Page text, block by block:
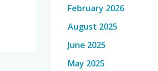
February 2026
August 2025
June 2025
May 2025